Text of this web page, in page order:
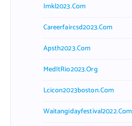
Imkl2023.com
Careerfaircsd2023.com
Apsth2023.com
MedItRio2023.org
Lcicon2023boston.com
Waitangidayfestival2022.com